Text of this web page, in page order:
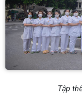
Tập